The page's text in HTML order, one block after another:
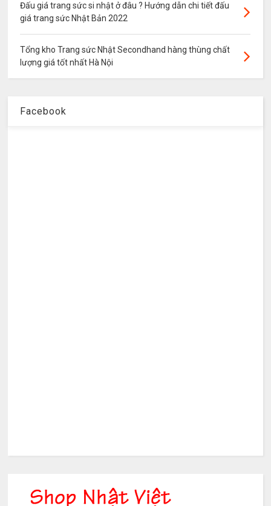
Đấu giá trang sức si nhật ở đâu ? Hướng dẫn chi tiết đấu
giá trang sức Nhật Bản 2022
Tổng kho Trang sức Nhật Secondhand hàng thùng chất
lượng giá tốt nhất Hà Nội
Facebook